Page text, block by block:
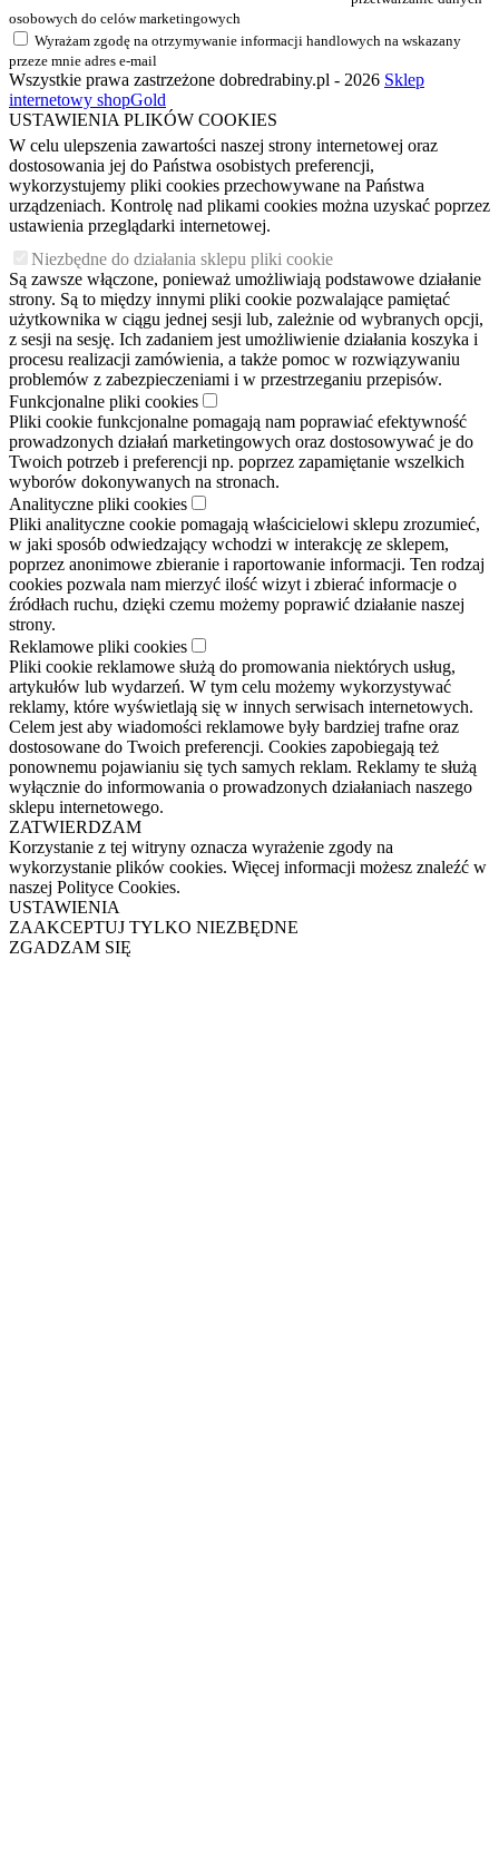
osobowych do celów marketingowych
Wyrażam zgodę na otrzymywanie informacji handlowych na wskazany
przeze mnie adres e-mail
Wszystkie prawa zastrzeżone dobredrabiny.pl - 2026 Sklep
internetowy shopGold
USTAWIENIA PLIKÓW COOKIES
W celu ulepszenia zawartości naszej strony internetowej oraz
dostosowania jej do Państwa osobistych preferencji,
wykorzystujemy pliki cookies przechowywane na Państwa
urządzeniach. Kontrolę nad plikami cookies można uzyskać poprzez
ustawienia przeglądarki internetowej.
Niezbędne do działania sklepu pliki cookie
Są zawsze włączone, ponieważ umożliwiają podstawowe działanie
strony. Są to między innymi pliki cookie pozwalające pamiętać
użytkownika w ciągu jednej sesji lub, zależnie od wybranych opcji,
z sesji na sesję. Ich zadaniem jest umożliwienie działania koszyka i
procesu realizacji zamówienia, a także pomoc w rozwiązywaniu
problemów z zabezpieczeniami i w przestrzeganiu przepisów.
Funkcjonalne pliki cookies
Pliki cookie funkcjonalne pomagają nam poprawiać efektywność
prowadzonych działań marketingowych oraz dostosowywać je do
Twoich potrzeb i preferencji np. poprzez zapamiętanie wszelkich
wyborów dokonywanych na stronach.
Analityczne pliki cookies
Pliki analityczne cookie pomagają właścicielowi sklepu zrozumieć,
w jaki sposób odwiedzający wchodzi w interakcję ze sklepem,
poprzez anonimowe zbieranie i raportowanie informacji. Ten rodzaj
cookies pozwala nam mierzyć ilość wizyt i zbierać informacje o
źródłach ruchu, dzięki czemu możemy poprawić działanie naszej
strony.
Reklamowe pliki cookies
Pliki cookie reklamowe służą do promowania niektórych usług,
artykułów lub wydarzeń. W tym celu możemy wykorzystywać
reklamy, które wyświetlają się w innych serwisach internetowych.
Celem jest aby wiadomości reklamowe były bardziej trafne oraz
dostosowane do Twoich preferencji. Cookies zapobiegają też
ponownemu pojawianiu się tych samych reklam. Reklamy te służą
wyłącznie do informowania o prowadzonych działaniach naszego
sklepu internetowego.
ZATWIERDZAM
Korzystanie z tej witryny oznacza wyrażenie zgody na
wykorzystanie plików cookies. Więcej informacji możesz znaleźć w
naszej Polityce Cookies.
USTAWIENIA
ZAAKCEPTUJ TYLKO NIEZBĘDNE
ZGADZAM SIĘ